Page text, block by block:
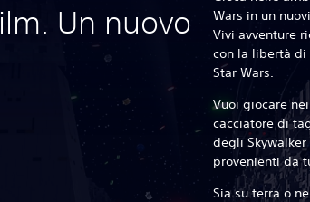
Un nuovo
Wars in un
Vivi avventure
con la libertà di
Star Wars.
Vuoi giocare
cacciatore di
degli
provenienti da
Sia su terra o